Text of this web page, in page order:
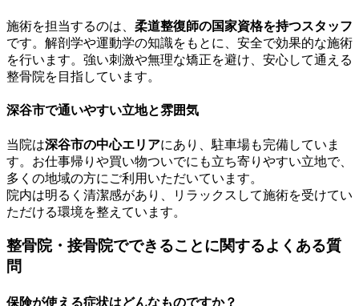
施術を担当するのは、 柔道整復師の国家資格を持つスタッフ
です。解剖学や運動学の知識をもとに、安全で効果的な施術
を行います。強い刺激や無理な矯正を避け、安心して通える
整骨院を目指しています。
深谷市で通いやすい立地と雰囲気
当院は深谷市の中心エリアにあり、駐車場も完備していま
す。お仕事帰りや買い物ついでにも立ち寄りやすい立地で、
多くの地域の方にご利用いただいています。
院内は明るく清潔感があり、リラックスして施術を受けてい
ただける環境を整えています。
整骨院・接骨院でできることに関するよくある質
問
保険が使える症状はどんなものですか？